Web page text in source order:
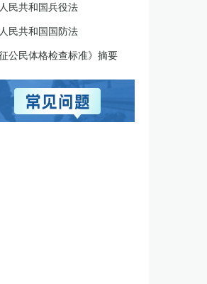
民共和国兵役法
民共和国国防法
征公民体格检查标准》摘要